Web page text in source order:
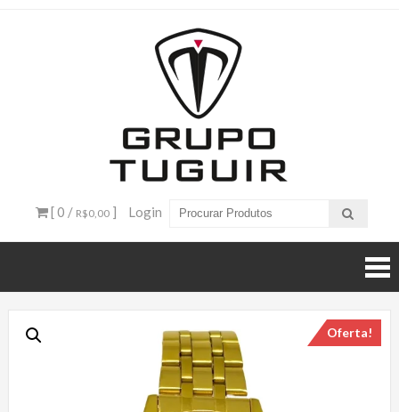
– Grupo
Tuguir
[ 0 / R$0,00 ] Login
Oferta!